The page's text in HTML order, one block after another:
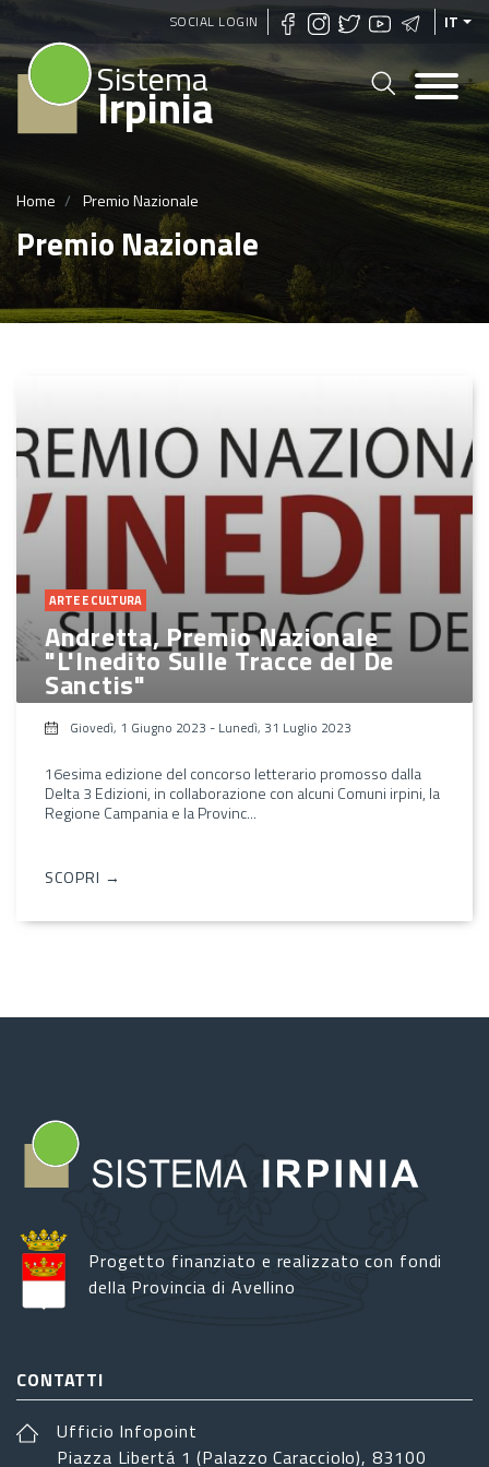
Salta
al
contenuto
principale
SOCIAL LOGIN IT
Sistema
Irpinia
Home Premio Nazionale
Premio Nazionale
ARTE E CULTURA
Andretta, Premio Nazionale
"L'Inedito Sulle Tracce del De
Sanctis"
Giovedì, 1 Giugno 2023 - Lunedì, 31 Luglio 2023
16esima edizione del concorso letterario promosso dalla
Delta 3 Edizioni, in collaborazione con alcuni Comuni irpini, la
Regione Campania e la Provinc...
SCOPRI →
Progetto finanziato e realizzato con fondi
della Provincia di Avellino
CONTATTI
Ufficio Infopoint
Piazza Libertá 1 (Palazzo Caracciolo), 83100